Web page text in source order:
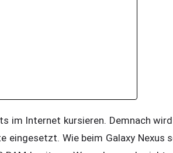
im Internet kursieren. Demnach
eingesetzt. Wie beim Galaxy Nexus